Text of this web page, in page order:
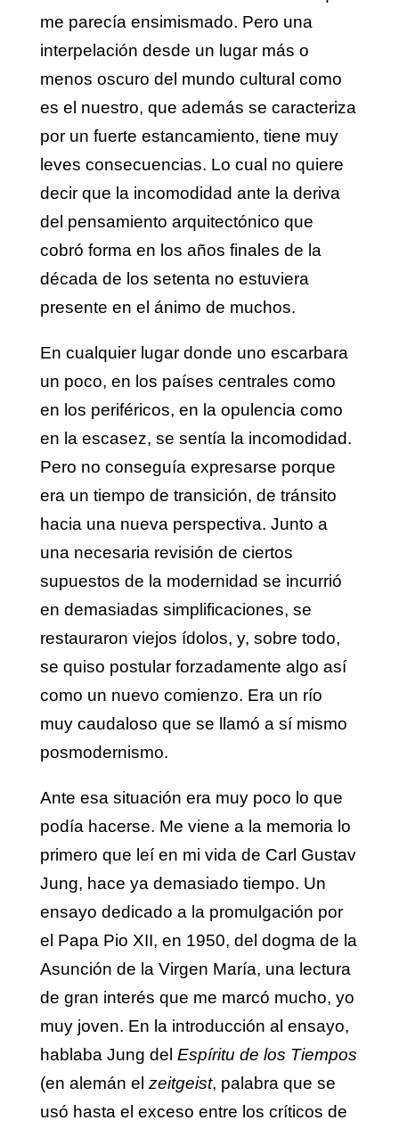
me parecía ensimismado. Pero una
interpelación desde un lugar más o
menos oscuro del mundo cultural como
es el nuestro, que además se caracteriza
por un fuerte estancamiento, tiene muy
leves consecuencias. Lo cual no quiere
decir que la incomodidad ante la deriva
del pensamiento arquitectónico que
cobró forma en los años finales de la
década de los setenta no estuviera
presente en el ánimo de muchos.
En cualquier lugar donde uno escarbara
un poco, en los países centrales como
en los periféricos, en la opulencia como
en la escasez, se sentía la incomodidad.
Pero no conseguía expresarse porque
era un tiempo de transición, de tránsito
hacia una nueva perspectiva. Junto a
una necesaria revisión de ciertos
supuestos de la modernidad se incurrió
en demasiadas simplificaciones, se
restauraron viejos ídolos, y, sobre todo,
se quiso postular forzadamente algo así
como un nuevo comienzo. Era un río
muy caudaloso que se llamó a sí mismo
posmodernismo.
Ante esa situación era muy poco lo que
podía hacerse. Me viene a la memoria lo
primero que leí en mi vida de Carl Gustav
Jung, hace ya demasiado tiempo. Un
ensayo dedicado a la promulgación por
el Papa Pio XII, en 1950, del dogma de la
Asunción de la Virgen María, una lectura
de gran interés que me marcó mucho, yo
muy joven. En la introducción al ensayo,
hablaba Jung del Espíritu de los Tiempos
(en alemán el zeitgeist, palabra que se
usó hasta el exceso entre los críticos de